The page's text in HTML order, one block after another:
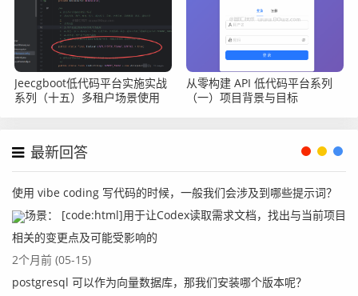
Jeecgboot低代码平台实施实战
系列（十五）多租户场景使用
从零构建 API 低代码平台系列
（一）项目背景与目标
最新回答
使用 vibe coding 写代码的时候，一般我们会涉及到哪些提示词？
场景： [code:html]用于让Codex读取需求文档，找出与当前项目
相关的变更点及可能受影响的
2个月前 (05-15)
postgresql 可以作为向量数据库，那我们安装哪个版本呢？